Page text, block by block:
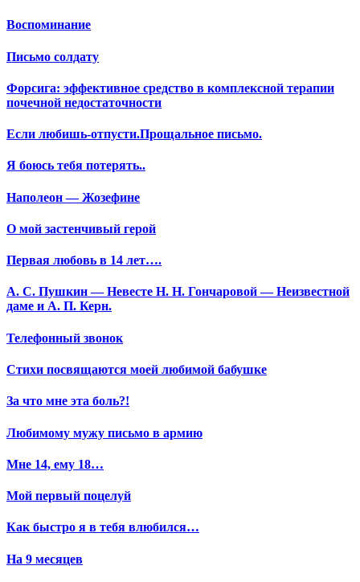
Воспоминание
Письмо солдату
Форсига: эффективное средство в комплексной терапии
почечной недостаточности
Если любишь-отпусти.Прощальное письмо.
Я боюсь тебя потерять..
Наполеон — Жозефине
О мой застенчивый герой
Первая любовь в 14 лет….
А. С. Пушкин — Невесте Н. Н. Гончаровой — Неизвестной
даме и А. П. Керн.
Телефонный звонок
Стихи посвящаются моей любимой бабушке
За что мне эта боль?!
Любимому мужу письмо в армию
Мне 14, ему 18…
Мой первый поцелуй
Как быстро я в тебя влюбился…
На 9 месяцев